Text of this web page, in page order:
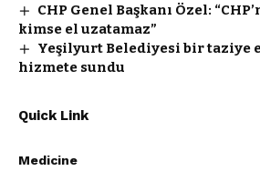
CHP Genel Başkanı Özel:
kimse el uzatamaz”
Yeşilyurt Belediyesi bir taziye
hizmete sundu
Quick Link
Medicine